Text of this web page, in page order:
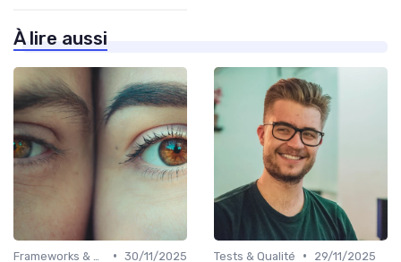
À lire aussi
• 30/11/2025
Tests & Qualité •
29/11/2025